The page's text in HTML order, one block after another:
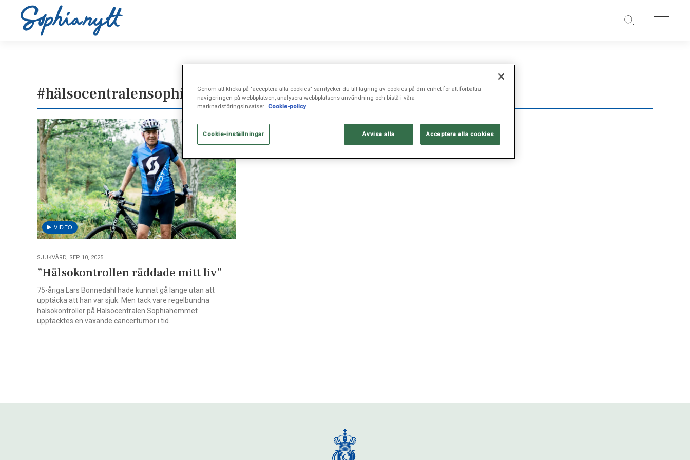
#hälsocentralensophiahemmet
SJUKVÅRD, SEP 10, 2025
”Hälsokontrollen räddade mitt liv”
75-åriga Lars Bonnedahl hade kunnat gå länge utan att
upptäcka att han var sjuk. Men tack vare regelbundna
hälsokontroller på Hälsocentralen Sophiahemmet
upptäcktes en växande cancertumör i tid.
Genom att klicka på "acceptera alla cookies" samtycker du till lagring av cookies på din enhet för att förbättra
navigeringen på webbplatsen, analysera webbplatsens användning och bistå i våra
marknadsföringsinsatser. Cookie-policy
Cookie-inställningar Avvisa alla Acceptera alla cookies